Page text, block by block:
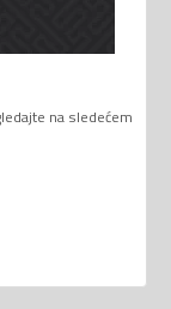
na sledećem